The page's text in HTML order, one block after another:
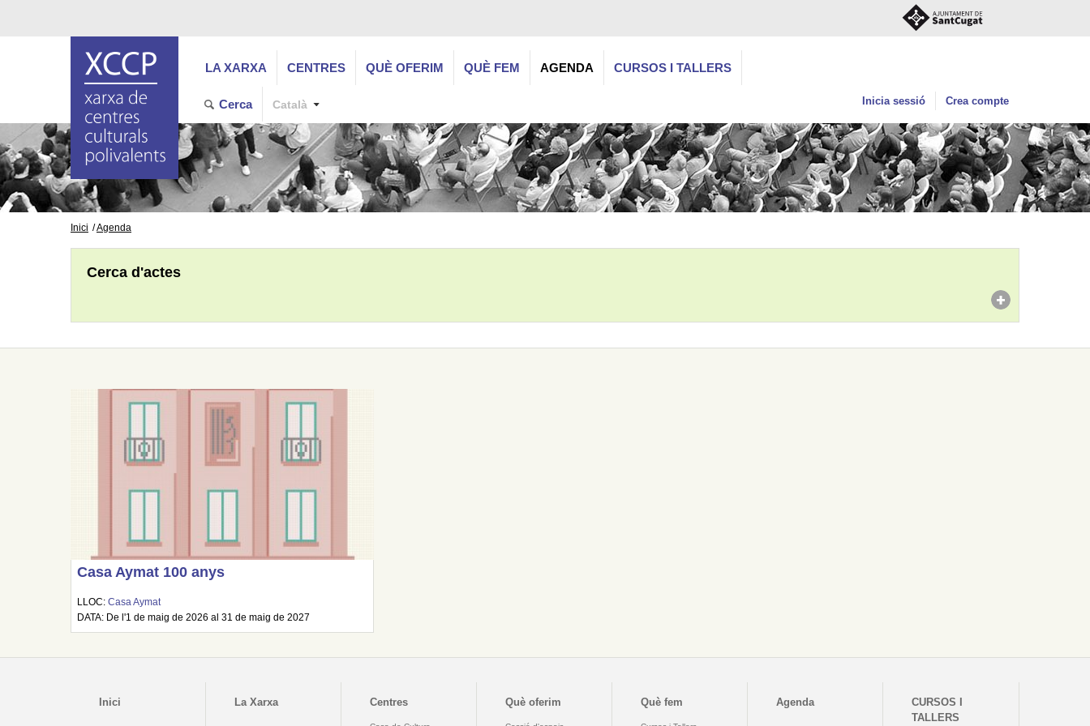
LA XARXA CENTRES QUÈ OFERIM QUÈ FEM AGENDA CURSOS I TALLERS
Cerca Català Inicia sessió Crea compte
Inici Agenda
Cerca d'actes
Casa Aymat 100 anys
LLOC:Casa Aymat
DATA: De l'1 de maig de 2026 al 31 de maig de 2027
Inici La Xarxa Centres Què oferim Què fem Agenda
CURSOS I
TALLERS